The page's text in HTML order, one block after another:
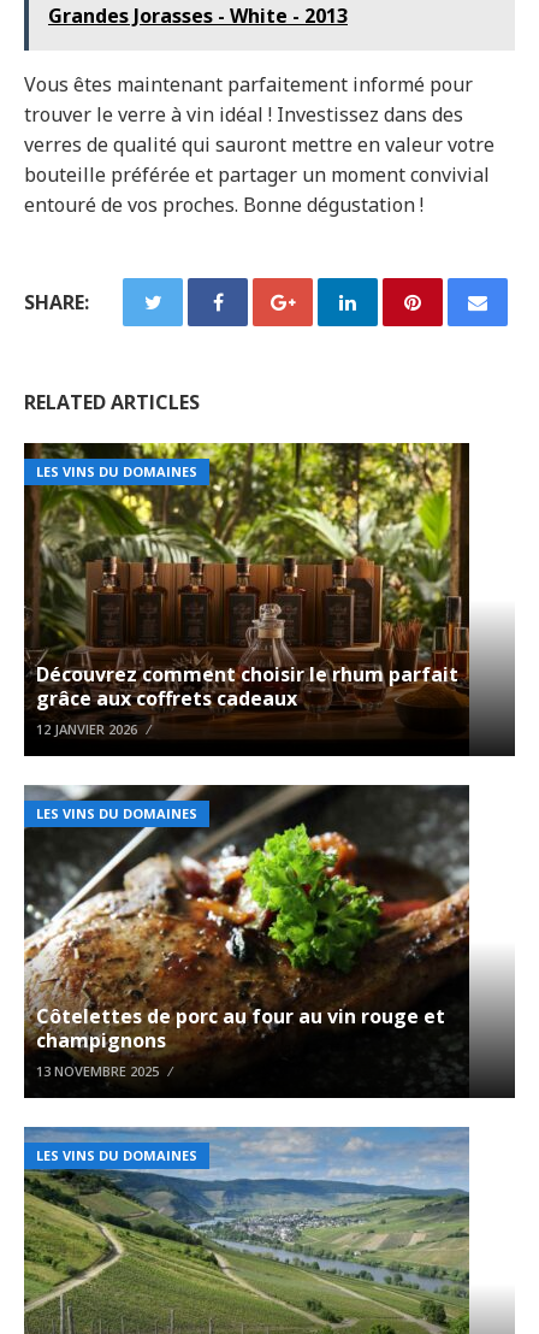
Grandes Jorasses - White - 2013
Vous êtes maintenant parfaitement informé pour
trouver le verre à vin idéal ! Investissez dans des
verres de qualité qui sauront mettre en valeur votre
bouteille préférée et partager un moment convivial
entouré de vos proches. Bonne dégustation !
SHARE:
RELATED ARTICLES
LES VINS DU DOMAINES
Découvrez comment choisir le rhum parfait
grâce aux coffrets cadeaux
12 JANVIER 2026
LES VINS DU DOMAINES
Côtelettes de porc au four au vin rouge et
champignons
13 NOVEMBRE 2025
LES VINS DU DOMAINES